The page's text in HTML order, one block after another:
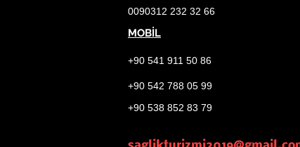
0090312 232 32 66
MOBİL
+90 541 911 50 86
+90 542 788 05 99
+90 538 852 83 79